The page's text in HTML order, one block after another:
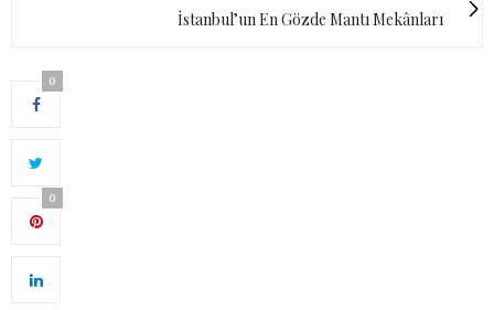
İstanbul’un En Gözde Mantı Mekânları
0
0